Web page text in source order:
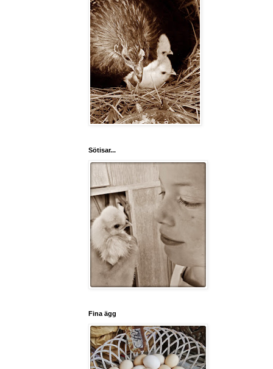
Sötisar...
Fina ägg